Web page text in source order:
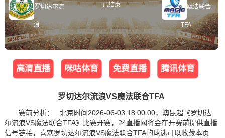
罗切达尔流
浪
已结束
魔法联合
TFA
高清直播 咪咕体育 免费直播 腾讯体育
罗切达尔流浪VS魔法联合TFA
赛前分析： 北京时间2026-06-03 18:00:00，澳昆超《罗切达
尔流浪VS魔法联合TFA》比赛开赛，24直播网将会在开赛前提供直播
信号链接，喜欢罗切达尔流浪VS魔法联合TFA的球迷可以收藏本页